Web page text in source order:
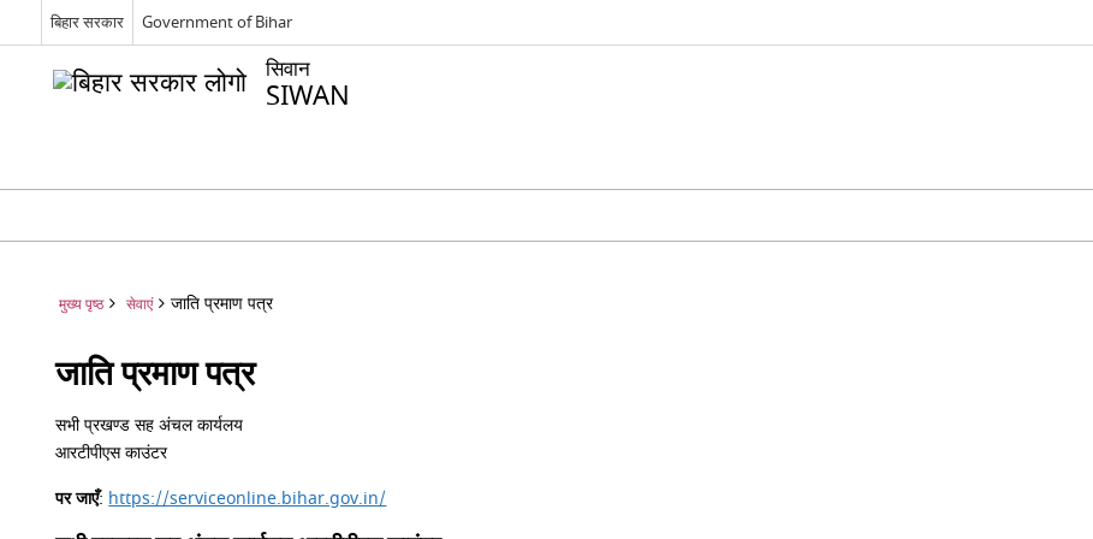
बिहार सरकार Government of Bihar
सिवान
SIWAN
मुख्य पृष्ठ सेवाएं जाति प्रमाण पत्र
जाति प्रमाण पत्र
सभी प्रखण्ड सह अंचल कार्यलय
आरटीपीएस काउंटर
पर जाएँ: https://serviceonline.bihar.gov.in/